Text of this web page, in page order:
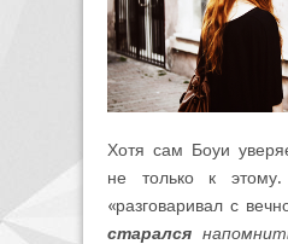
Хотя сам Боуи
не только к
«разговаривал с
старался